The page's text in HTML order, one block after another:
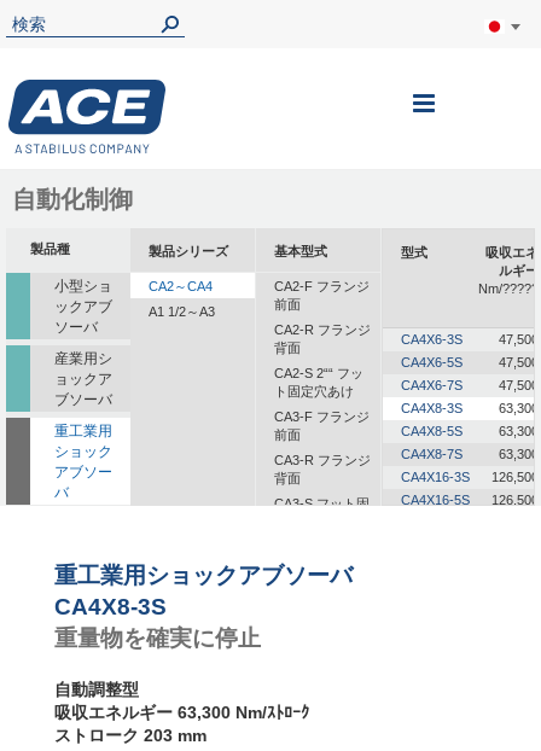
ナ
自動化制御
製品種
小型ショ
ックアブ
ソーバ
産業用シ
ョックア
ブソーバ
重工業用
ショック
アブソー
バ
製品シリーズ
CA2～CA4
A1 1/2～A3
基本型式
CA2-F フランジ
前面
CA2-R フランジ
背面
CA2-S 2““ フッ
ト固定穴あけ
CA3-F フランジ
前面
CA3-R フランジ
背面
CA3-S フット固
前面
CA4-R フランジ
定
型式
吸収エネ
ルギー
Nm/?????
CA4X6-3S
47,500
CA4X6-5S
47,500
CA4X6-7S
47,500
CA4X8-3S
63,300
CA4X8-5S
63,300
CA4X8-7S
63,300
CA4X16-3S
126,500
CA4X16-5S
126,500
重工業用ショックアブソーバ
CA4X8-3S
重量物を確実に停止
自動調整型
吸収エネルギー 63,300 Nm/ｽﾄﾛｰｸ
ストローク 203 mm